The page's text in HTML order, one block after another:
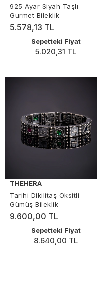
925 Ayar Siyah Taşlı
Gurmet Bileklik
5.578,13 TL
Sepetteki Fiyat
5.020,31 TL
THEHERA
Tarihi Dikilitaş Oksitli
Gümüş Bileklik
9.600,00 TL
Sepetteki Fiyat
8.640,00 TL